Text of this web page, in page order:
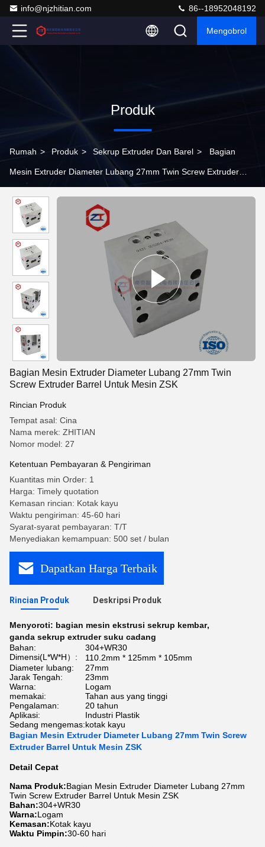
info@njzhitian.com 86--18952048192
Mengobrol
Produk
Rumah > Produk > Sekrup Extruder Dan Barel > Bagian
Mesin Extruder Diameter Lubang 27mm Twin Screw Extruder
Bagian Mesin Extruder Diameter Lubang 27mm Twin
Screw Extruder Barrel Untuk Mesin ZSK
Rincian Produk
Tempat asal: Cina
Nama merek: ZHITIAN
Nomor model: 27
Ketentuan Pembayaran & Pengiriman
Kuantitas min Order: 1
Harga: Timely quotation
Kemasan rincian: Kotak kayu
Waktu pengiriman: 45-60 hari
Syarat-syarat pembayaran: T/T
Menyediakan kemampuan: 500 set / bulan
Dapatkan Harga Terbaik
Rincian Produk Deskripsi Produk
Menyoroti: bagian mesin ekstrusi sekrup kembar,
ganda sekrup extruder suku cadang
Bahan:
304+WR30
Dimensi(L*W*H）:
110.2mm * 125mm * 105mm
Diameter lubang:
27mm
Jarak Tengah:
23mm
Warna:
Logam
memakai:
Tahan aus yang tinggi
Pengalaman:
20 tahun
Aplikasi:
Industri Plastik
Sedang mengemas:kotak kayu
Bagian Mesin Extruder Diameter Lubang 27mm Twin Screw
Extruder Barrel Untuk Mesin ZSK
Detail Cepat
Nama Produk:Bagian Mesin Extruder Diameter Lubang 27mm
Twin Screw Extruder Barrel Untuk Mesin ZSK
Bahan:304+WR30
Warna:Logam
Kemasan:Kotak kayu
Waktu Pimpin:30-60 hari